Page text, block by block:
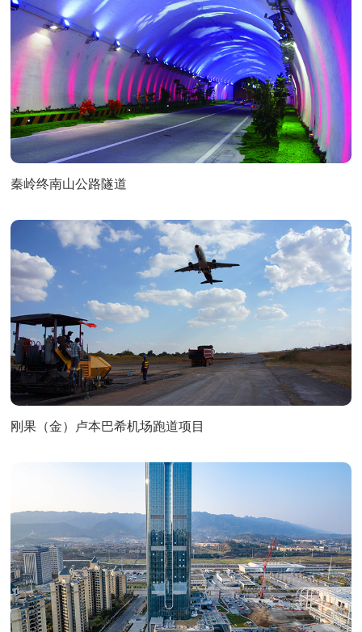
秦岭终南山公路隧道
刚果（金）卢本巴希机场跑道项目